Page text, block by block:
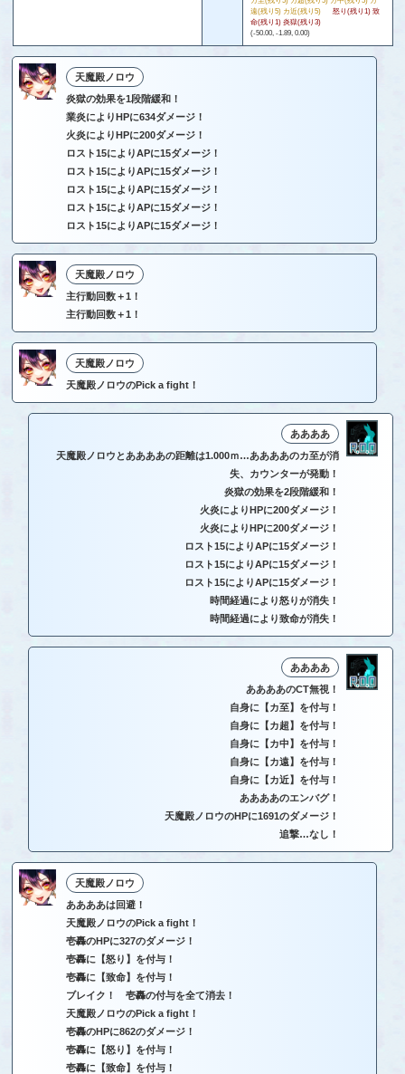
遠(残り5) カ近(残り5)
怒り(残り1) 致
命(残り1) 炎獄(残り3)
(-50.00, -1.89, 0.00)
天魔殿ノロウ
炎獄の効果を1段階緩和！
業炎によりHPに634ダメージ！
火炎によりHPに200ダメージ！
ロスト15によりAPに15ダメージ！
ロスト15によりAPに15ダメージ！
ロスト15によりAPに15ダメージ！
ロスト15によりAPに15ダメージ！
ロスト15によりAPに15ダメージ！
天魔殿ノロウ
主行動回数＋1！
主行動回数＋1！
天魔殿ノロウ
天魔殿ノロウのPick a fight！
ああああ
天魔殿ノロウとああああの距離は1.000ｍ…ああああのカ至が消
失、カウンターが発動！
炎獄の効果を2段階緩和！
火炎によりHPに200ダメージ！
火炎によりHPに200ダメージ！
ロスト15によりAPに15ダメージ！
ロスト15によりAPに15ダメージ！
ロスト15によりAPに15ダメージ！
時間経過により怒りが消失！
時間経過により致命が消失！
ああああ
ああああのCT無視！
自身に【カ至】を付与！
自身に【カ超】を付与！
自身に【カ中】を付与！
自身に【カ遠】を付与！
自身に【カ近】を付与！
ああああのエンバグ！
天魔殿ノロウのHPに1691のダメージ！
追撃…なし！
天魔殿ノロウ
ああああは回避！
天魔殿ノロウのPick a fight！
壱轟のHPに327のダメージ！
壱轟に【怒り】を付与！
壱轟に【致命】を付与！
ブレイク！ 壱轟の付与を全て消去！
天魔殿ノロウのPick a fight！
壱轟のHPに862のダメージ！
壱轟に【怒り】を付与！
壱轟に【致命】を付与！